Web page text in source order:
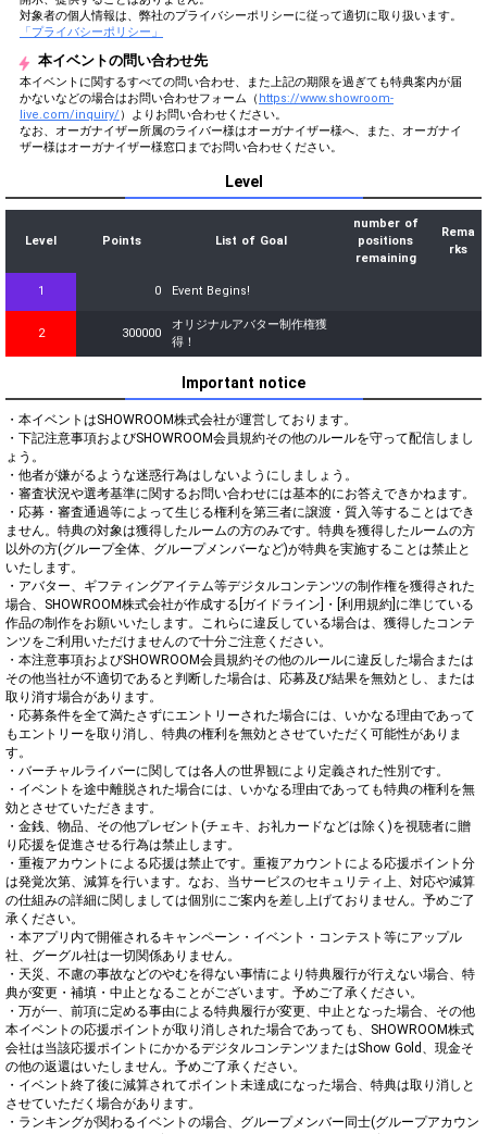
対象者の個人情報は、弊社のプライバシーポリシーに従って適切に取り扱います。
「プライバシーポリシー」
本イベントの問い合わせ先
本イベントに関するすべての問い合わせ、また上記の期限を過ぎても特典案内が届
かないなどの場合はお問い合わせフォーム（https://www.showroom-
live.com/inquiry/）よりお問い合わせください。
なお、オーガナイザー所属のライバー様はオーガナイザー様へ、また、オーガナイ
ザー様はオーガナイザー様窓口までお問い合わせください。
Level
Level Points List of Goal
number of
positions
remaining
Rema
rks
1 0 Event Begins!
2 300000
オリジナルアバター制作権獲
得！
Important notice
・本イベントはSHOWROOM株式会社が運営しております。
・下記注意事項およびSHOWROOM会員規約その他のルールを守って配信しまし
ょう。
・他者が嫌がるような迷惑行為はしないようにしましょう。
・審査状況や選考基準に関するお問い合わせには基本的にお答えできかねます。
・応募・審査通過等によって生じる権利を第三者に譲渡・質入等することはでき
ません。特典の対象は獲得したルームの方のみです。特典を獲得したルームの方
以外の方(グループ全体、グループメンバーなど)が特典を実施することは禁止と
いたします。
・アバター、ギフティングアイテム等デジタルコンテンツの制作権を獲得された
場合、SHOWROOM株式会社が作成する[ガイドライン]・[利用規約]に準じている
作品の制作をお願いいたします。これらに違反している場合は、獲得したコンテ
ンツをご利用いただけませんので十分ご注意ください。
・本注意事項およびSHOWROOM会員規約その他のルールに違反した場合または
その他当社が不適切であると判断した場合は、応募及び結果を無効とし、または
取り消す場合があります。
・応募条件を全て満たさずにエントリーされた場合には、いかなる理由であって
もエントリーを取り消し、特典の権利を無効とさせていただく可能性がありま
す。
・バーチャルライバーに関しては各人の世界観により定義された性別です。
・イベントを途中離脱された場合には、いかなる理由であっても特典の権利を無
効とさせていただきます。
・金銭、物品、その他プレゼント(チェキ、お礼カードなどは除く)を視聴者に贈
り応援を促進させる行為は禁止します。
・重複アカウントによる応援は禁止です。重複アカウントによる応援ポイント分
は発覚次第、減算を行います。なお、当サービスのセキュリティ上、対応や減算
の仕組みの詳細に関しましては個別にご案内を差し上げておりません。予めご了
承ください。
・本アプリ内で開催されるキャンペーン・イベント・コンテスト等にアップル
社、グーグル社は一切関係ありません。
・天災、不慮の事故などのやむを得ない事情により特典履行が行えない場合、特
典が変更・補填・中止となることがございます。予めご了承ください。
・万が一、前項に定める事由による特典履行が変更、中止となった場合、その他
本イベントの応援ポイントが取り消しされた場合であっても、SHOWROOM株式
会社は当該応援ポイントにかかるデジタルコンテンツまたはShow Gold、現金そ
の他の返還はいたしません。予めご了承ください。
・イベント終了後に減算されてポイント未達成になった場合、特典は取り消しと
させていただく場合があります。
・ランキングが関わるイベントの場合、グループメンバー同士(グループアカウン